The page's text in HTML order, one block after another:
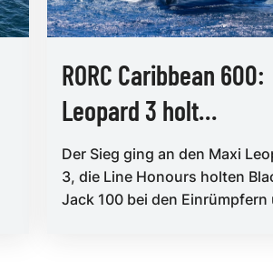
RORC Caribbean 600:
Leopard 3 holt
Gesamtsieg
Der Sieg ging an den Maxi
3, die Line Honours holten
Jack 100 bei den Einrümpfern